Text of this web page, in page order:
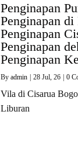
Penginapan
Penginapan
Penginapan
Penginapan
Penginapan
By admin 28 Jul, 26 0
Vila di Cisarua
Liburan